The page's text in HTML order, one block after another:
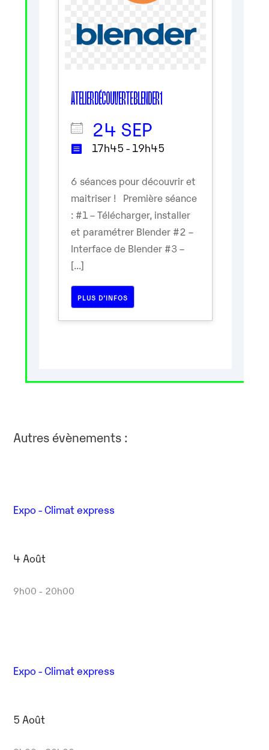
ATELIER DÉCOUVERTE BLENDER 1
24 SEP
17h45 - 19h45
6 séances pour découvrir et
maitriser ! Première séance
: #1 – Télécharger, installer
et paramétrer Blender #2 –
Interface de Blender #3 –
[...]
PLUS D’INFOS
Autres évènements :
Expo - Climat express
4 Août
9h00 - 20h00
Expo - Climat express
5 Août